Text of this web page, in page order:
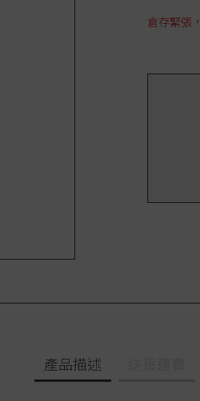
倉存緊張
產品描述